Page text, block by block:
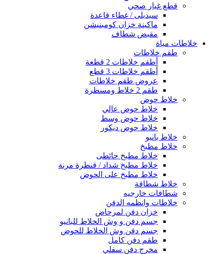
قطع غيار صحي
سيديلى / غطاء قاعدة
ماكينة خزان كومبنيشن
مقبض شطاف
خلاطات مياة
طقم خلاطات
أطقم خلاطات 2 قطعة
أطقم خلاطات 3 قطع
عروض طقم خلاطات
طقم 2 خلاط ومسطرة
خلاط حوض
خلاط حوض عالي
خلاط حوض وسط
خلاط حوض ديكور
خلاط بانيو
خلاط مطبخ
خلاط مطبخ حائطى
خلاط مطبخ شداد / قنطرة مرنة
خلاط مطبخ على الحوض
خلاط شطافة
شطافات خارجيه
خلاطات وانظمه الدفن
خزان دفن لمرحاض
جسم دفن و وش الخلاط للبانيو
جسم دفن وش الخلاط للحوض
طقم دفن كامل
مخرج دفن سفلي